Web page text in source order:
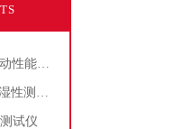
PMT-CSP02导管导丝滑动性能测试仪
WVTR-RC6美容面膜透湿性测试仪
试仪